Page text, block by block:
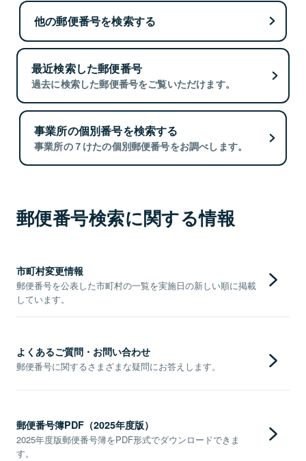
他の郵便番号を検索する
最近検索した郵便番号
過去に検索した郵便番号をご覧いただけます。
事業所の個別番号を検索する
事業所の７けたの個別郵便番号をお調べします。
郵便番号検索に関する情報
市町村変更情報
郵便番号を公表した市町村の一覧を実施日の新しい順に掲載
しています。
よくあるご質問・お問い合わせ
郵便番号に関するさまざまな疑問にお答えします。
郵便番号簿PDF（2025年度版）
2025年度版郵便番号簿をPDF形式でダウンロードできま
す。